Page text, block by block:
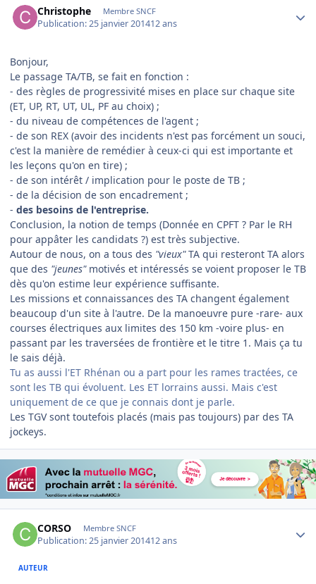
Christophe Membre SNCF
Publication:25 janvier 201412 ans
Bonjour,
Le passage TA/TB, se fait en fonction :
- des règles de progressivité mises en place sur chaque site
(ET, UP, RT, UT, UL, PF au choix) ;
- du niveau de compétences de l'agent ;
- de son REX (avoir des incidents n'est pas forcément un souci,
c'est la manière de remédier à ceux-ci qui est importante et
les leçons qu'on en tire) ;
- de son intérêt / implication pour le poste de TB ;
- de la décision de son encadrement ;
- des besoins de l'entreprise.
Conclusion, la notion de temps (Donnée en CPFT ? Par le RH
pour appâter les candidats ?) est très subjective.
Autour de nous, on a tous des "vieux"TA qui resteront TA alors
que des "jeunes"motivés et intéressés se voient proposer le TB
dès qu'on estime leur expérience suffisante.
Les missions et connaissances des TA changent également
beaucoup d'un site à l'autre. De la manoeuvre pure -rare- aux
courses électriques aux limites des 150 km -voire plus- en
passant par les traversées de frontière et le titre 1. Mais ça tu
le sais déjà.
Tu as aussi l'ET Rhénan ou a part pour les rames tractées, ce
sont les TB qui évoluent. Les ET lorrains aussi. Mais c'est
uniquement de ce que je connais dont je parle.
Les TGV sont toutefois placés (mais pas toujours) par des TA
jockeys.
CORSO Membre SNCF
Publication:25 janvier 201412 ans
AUTEUR